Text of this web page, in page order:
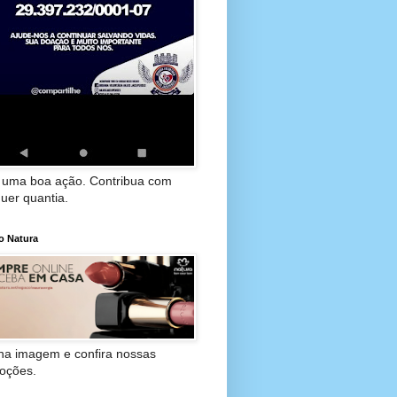
boa ação. Contribua com
quantia.
Natura
imagem e confira nossas